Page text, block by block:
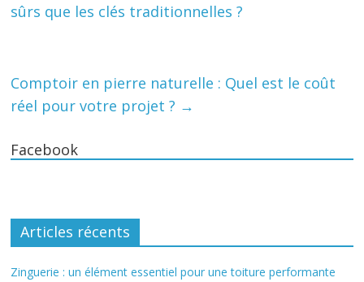
sûrs que les clés traditionnelles ?
Comptoir en pierre naturelle : Quel est le coût
réel pour votre projet ? →
Facebook
Articles récents
Zinguerie : un élément essentiel pour une toiture performante